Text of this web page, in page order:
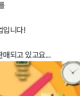
입니다!
매되고 있고요...